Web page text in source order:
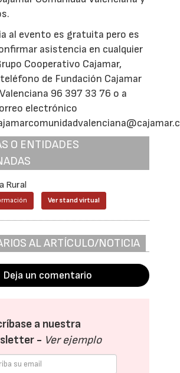
al evento es gratuita pero es
asistencia en cualquier
Cooperativo Cajamar,
de Fundación Cajamar
96 397 33 76 o a
electrónico
O ENTIDADES
Rural
Ver stand virtual
AL ARTÍCULO/NOTICIA
Deja un comentario
a nuestra
- Ver ejemplo